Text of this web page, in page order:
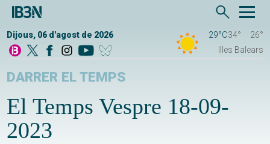
Dijous, 06 d'agost de 2026 29°C34°
26°
Illes Balears
DARRER EL TEMPS
El Temps Vespre 18-09-
2023